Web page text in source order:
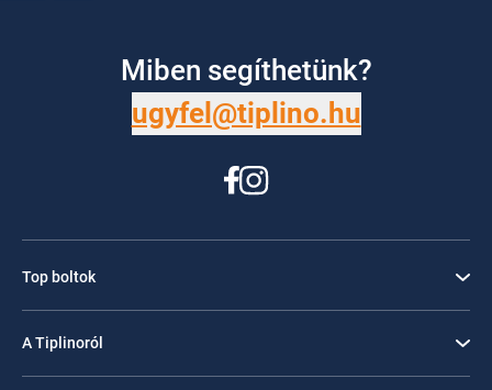
Miben segíthetünk?
ugyfel@tiplino.hu
Top boltok
A Tiplinoról